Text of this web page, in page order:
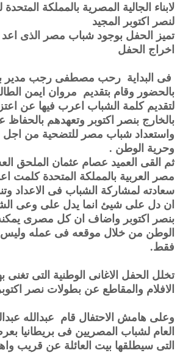
لنصر اكتوبر المجيد
تميز الحفل بوجود شباب مصر الذى
اخراج الحفل
فى البداية رحب مصطفى رجب مدير
بالحضور وقام بتقديم مروان ايمن
لتقديم كلمة الشباب اعرب فيها عن
بالخارج بنصر اكتوبر وتعهدهم بالحفاظ
واستعداد شباب مصر للتضحية من
وحرية الوطن .
ثم القى العميد عصام عثمان الملحق
مصر العربية بالمملكة المتحدة كلمت
سعادته لمشاركة الشباب فى الاعداد
ان دل على شيئ انما يدل على وعى
بنصر اكتوبر واضاف ان كل مصرى
الوطن من خلال موقعه فى عمله وليس
فقط.
تخلل الحفل الاغانى الوطنية التى
الافلام والمقاطع عن بطولات نصر
وعلى هامش الاحتفال قام عبدالله
العام لشباب المصريين فى بريطانيا
التى سيطلقها بيت العائلة عن قريب